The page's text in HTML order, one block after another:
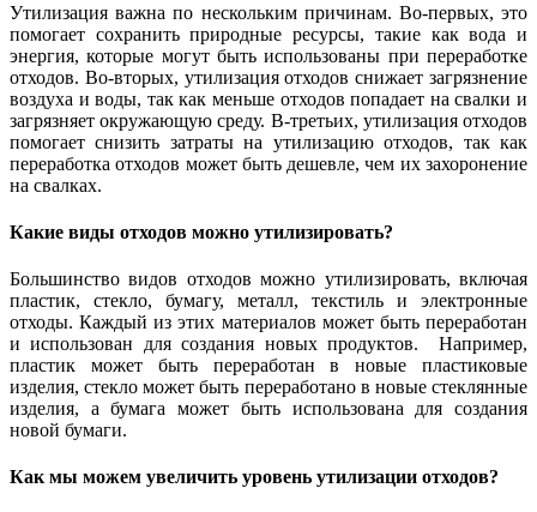
Утилизация важна по нескольким причинам. Во-первых, это
помогает сохранить природные ресурсы, такие как вода и
энергия, которые могут быть использованы при переработке
отходов. Во-вторых, утилизация отходов снижает загрязнение
воздуха и воды, так как меньше отходов попадает на свалки и
загрязняет окружающую среду. В-третьих, утилизация отходов
помогает снизить затраты на утилизацию отходов, так как
переработка отходов может быть дешевле, чем их захоронение
на свалках.
Какие виды отходов можно утилизировать?
Большинство видов отходов можно утилизировать, включая
пластик, стекло, бумагу, металл, текстиль и электронные
отходы. Каждый из этих материалов может быть переработан
и использован для создания новых продуктов.
Например,
пластик может быть переработан в новые пластиковые
изделия, стекло может быть переработано в новые стеклянные
изделия, а бумага может быть использована для создания
новой бумаги.
Как мы можем увеличить уровень утилизации отходов?